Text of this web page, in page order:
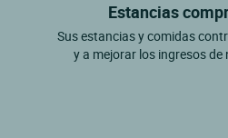
Estancias
Sus estancias y comidas
y a mejorar los ingresos